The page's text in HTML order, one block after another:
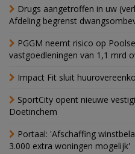
Drugs aangetroffen in uw
Afdeling begrenst
PGGM neemt risico op Poolse
vastgoedleningen van 1,1 mrd
Impact Fit sluit
SportCity opent nieuwe
Doetinchem
Portaal: 'Afschaffing
3.000 extra woningen mogelijk'